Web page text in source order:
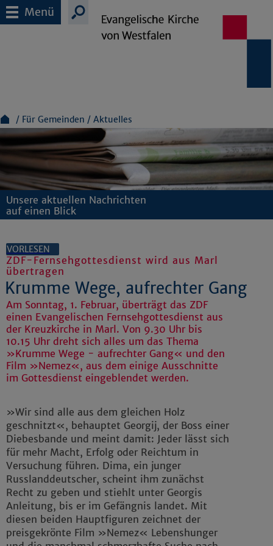
Menü
Für Gemeinden Aktuelles
Unsere aktuellen Nachrichten
auf einen Blick
VORLESEN
ZDF-Fernsehgottesdienst wird aus Marl
übertragen
Krumme Wege, aufrechter Gang
Am Sonntag, 1. Februar, überträgt das ZDF
einen Evangelischen Fernsehgottesdienst aus
der Kreuzkirche in Marl. Von 9.30 Uhr bis
10.15 Uhr dreht sich alles um das Thema
»Krumme Wege - aufrechter Gang« und den
Film »Nemez«, aus dem einige Ausschnitte
im Gottesdienst eingeblendet werden.
»Wir sind alle aus dem gleichen Holz
geschnitzt«, behauptet Georgij, der Boss einer
Diebesbande und meint damit: Jeder lässt sich
für mehr Macht, Erfolg oder Reichtum in
Versuchung führen. Dima, ein junger
Russlanddeutscher, scheint ihm zunächst
Recht zu geben und stiehlt unter Georgis
Anleitung, bis er im Gefängnis landet. Mit
diesen beiden Hauptfiguren zeichnet der
preisgekrönte Film »Nemez« Lebenshunger